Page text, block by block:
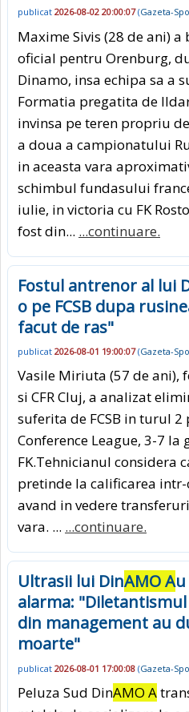
publicat 2026-08-02 20:00:07(Gazeta-
Maxime Sivis (28 de ani)
oficial pentru Orenburg,
Dinamo, insa echipa sa a
Formatia pregatita de
invinsa pe teren propriu
a doua a campionatului
in aceasta vara
schimbul fundasului
iulie, in victoria cu FK
fost din... ...continuare.
Fostul antrenor al lui
o pe FCSB dupa
facut de ras"
publicat 2026-08-01 19:00:07(Gazeta-
Vasile Miriuta (57 de ani),
si CFR Cluj, a analizat
suferita de FCSB in turul
Conference League, 3-7 la
FK.Tehnicianul considera
pretinde la calificarea
avand in vedere
vara. ... ...continuare.
Ultrasii lui DinAMO Au
alarma:
din management au
moarte"
publicat 2026-08-01 17:00:08 (Gazeta-
Peluza Sud DinAMO A